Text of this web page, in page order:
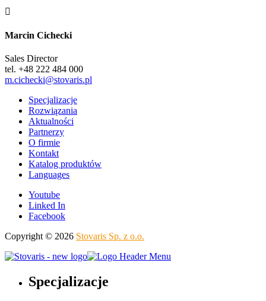

Marcin Cichecki
Sales Director
tel. +48 222 484 000
m.cichecki@stovaris.pl
Specjalizacje
Rozwiązania
Aktualności
Partnerzy
O firmie
Kontakt
Katalog produktów
Languages
Youtube
Linked In
Facebook
Copyright © 2026 Stovaris Sp. z o.o.
Specjalizacje